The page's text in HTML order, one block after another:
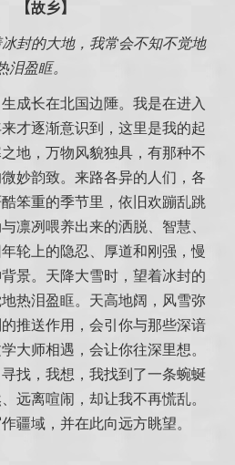
【故乡】
封的大地，我常会不知不觉地
泪盈眶。
成长在北国边陲。我是在进入
才逐渐意识到，这里是我的起
地，万物风貌独具，有那种不
妙韵致。来路各异的人们，各
笨重的季节里，依旧欢蹦乱跳
凛冽喂养出来的洒脱、智慧、
轮上的隐忍、厚道和刚强，慢
景。天降大雪时，望着冰封的
热泪盈眶。天高地阔，风雪弥
推送作用，会引你与那些深谙
大师相遇，会让你往深里想。
找，我想，我找到了一条蜿蜒
远离喧闹，却让我不再慌乱。
疆域，并在此向远方眺望。